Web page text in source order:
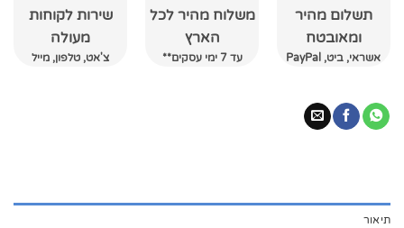
תשלום מהיר
ומאובטח
אשראי, ביט, PayPal
משלוח מהיר לכל
הארץ
עד 7 ימי עסקים**
שירות לקוחות
מעולה
צ'אט, טלפון, מייל
תיאור